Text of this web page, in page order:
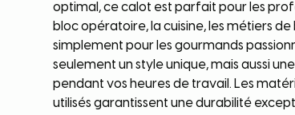
optimal, ce calot est parfait pour les
bloc opératoire, la cuisine, les métiers
simplement pour les gourmands
seulement un style unique, mais aussi
pendant vos heures de travail. Les
utilisés garantissent une durabilité